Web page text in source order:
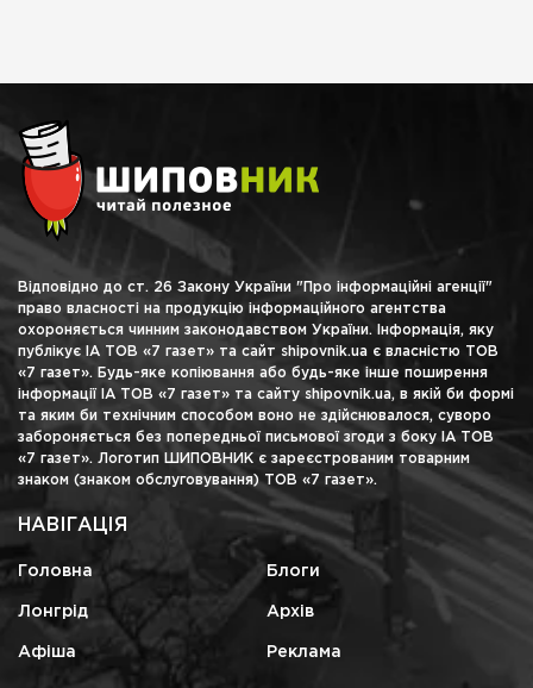
Відповідно до ст. 26 Закону України "Про інформаційні агенції"
право власності на продукцію інформаційного агентства
охороняється чинним законодавством України. Інформація, яку
публікує ІА ТОВ «7 газет» та сайт shipovnik.ua є власністю ТОВ
«7 газет». Будь-яке копіювання або будь-яке інше поширення
інформації ІА ТОВ «7 газет» та сайту shipovnik.ua, в якій би формі
та яким би технічним способом воно не здійснювалося, суворо
забороняється без попередньої письмової згоди з боку ІА ТОВ
«7 газет». Логотип ШИПОВНИК є зареєстрованим товарним
знаком (знаком обслуговування) ТОВ «7 газет».
НАВІГАЦІЯ
Головна Блоги
Лонгрід Архів
Афіша Реклама